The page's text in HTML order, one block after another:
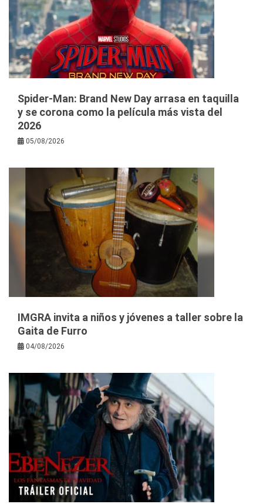
Spider-Man: Brand New Day arrasa en taquilla
y se corona como la película más vista del
2026
05/08/2026
IMGRA invita a niños y jóvenes a taller sobre la
Gaita de Furro
04/08/2026